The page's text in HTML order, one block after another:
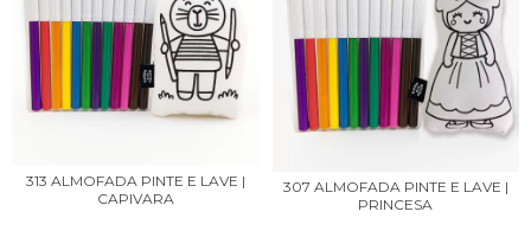
313 ALMOFADA PINTE E LAVE |
CAPIVARA
307 ALMOFADA PINTE E LAVE |
PRINCESA